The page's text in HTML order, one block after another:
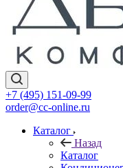
+7 (495) 151-09-99
order@cc-online.ru
Каталог
Назад
Каталог